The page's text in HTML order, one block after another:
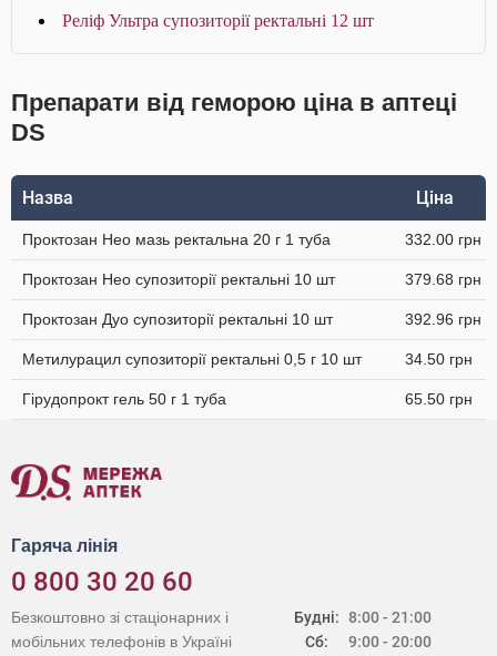
Реліф Ультра супозиторії ректальні 12 шт
Препарати від геморою ціна в аптеці
DS
Назва Ціна
Проктозан Нео мазь ректальна 20 г 1 туба 332.00 грн
Проктозан Нео супозиторії ректальні 10 шт 379.68 грн
Проктозан Дуо супозиторії ректальні 10 шт 392.96 грн
Метилурацил супозиторії ректальні 0,5 г 10 шт 34.50 грн
Гірудопрокт гель 50 г 1 туба 65.50 грн
Гаряча лінія
0 800 30 20 60
Будні:
Сб:
8:00 - 21:00
9:00 - 20:00
Безкоштовно зі стаціонарних і
мобільних телефонів в Україні